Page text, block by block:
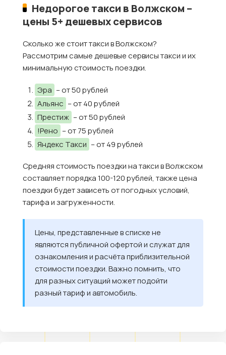
Недорогое такси в Волжском –
цены 5+ дешевых сервисов
Сколько же стоит такси в Волжском?
Рассмотрим самые дешевые сервисы такси и их
минимальную стоимость поездки.
Эра – от 50 рублей
Альянс – от 40 рублей
Престиж – от 50 рублей
!Рено – от 75 рублей
Яндекс Такси – от 49 рублей
Средняя стоимость поездки на такси в Волжском
составляет порядка 100-120 рублей, также цена
поездки будет зависеть от погодных условий,
тарифа и загруженности.
Цены, представленные в списке не
являются публичной офертой и служат для
ознакомления и расчёта приблизительной
стоимости поездки. Важно помнить, что
для разных ситуаций может подойти
разный тариф и автомобиль.